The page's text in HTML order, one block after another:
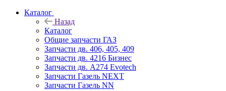
Каталог
Назад
Каталог
Общие запчасти ГАЗ
Запчасти дв. 406, 405, 409
Запчасти дв. 4216 Бизнес
Запчасти дв. A274 Evotech
Запчасти Газель NEXT
Запчасти Газель NN